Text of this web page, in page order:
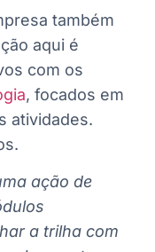
também
aqui é
com os
, focados em
atividades.
ação de
a trilha com